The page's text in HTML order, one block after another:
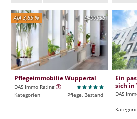
DA00536
AfA 3,85 %
Pflegeimmobilie Wuppertal
DAS Immo Rating
Kategorien
Pflege, Bestand
Ein
sich in
DAS